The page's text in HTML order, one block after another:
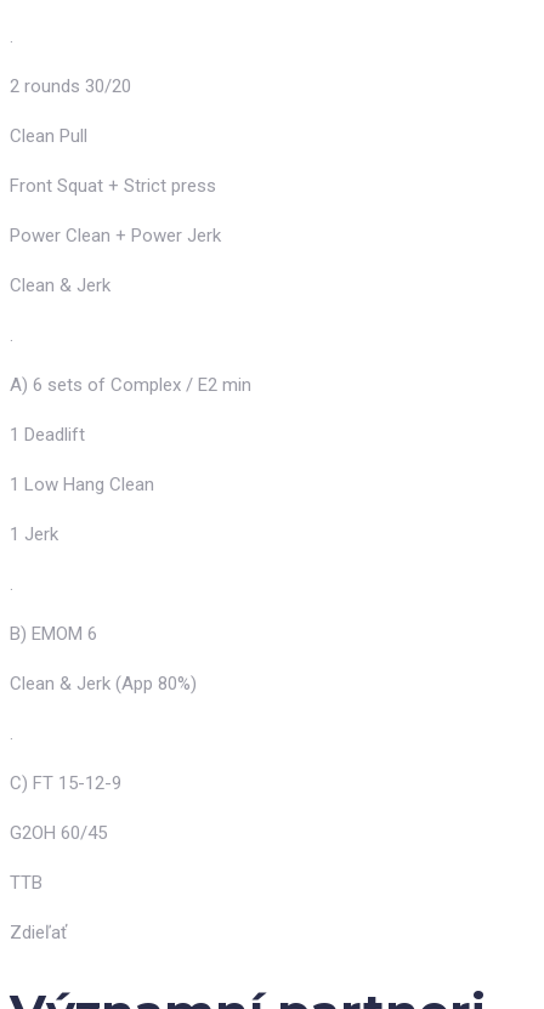
.
2 rounds 30/20
Clean Pull
Front Squat + Strict press
Power Clean + Power Jerk
Clean & Jerk
.
A) 6 sets of Complex / E2 min
1 Deadlift
1 Low Hang Clean
1 Jerk
.
B) EMOM 6
Clean & Jerk (App 80%)
.
C) FT 15-12-9
G2OH 60/45
TTB
Zdieľať